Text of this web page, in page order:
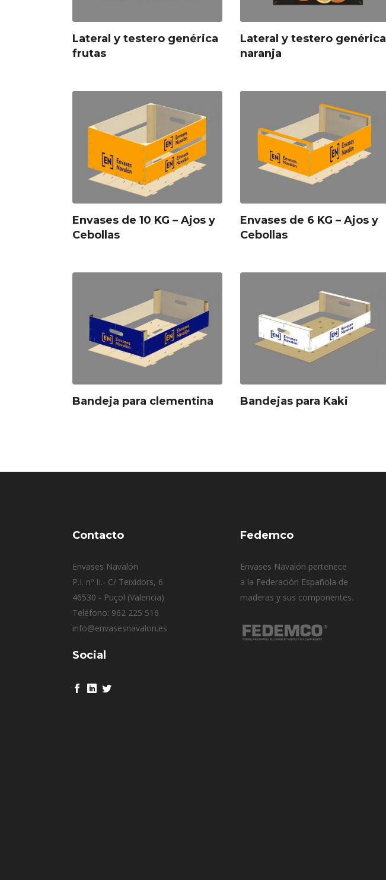
Lateral y testero genérica
frutas
Lateral y testero genérica
naranja
Envases de 10 KG – Ajos y
Cebollas
Envases de 6 KG – Ajos y
Cebollas
Bandeja para clementina Bandejas para Kaki
Contacto
Envases Navalón
P.I. nº II.- C/ Teixidors, 6
46530 - Puçol (Valencia)
Teléfono: 962 225 516
info@envasesnavalon.es
Social
Fedemco
Envases Navalón pertenece
a la Federación Española de
maderas y sus componentes.